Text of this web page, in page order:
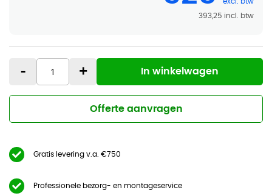
393,25
- + In winkelwagen
Offerte aanvragen
Gratis levering v.a. €750
Professionele bezorg- en montageservice